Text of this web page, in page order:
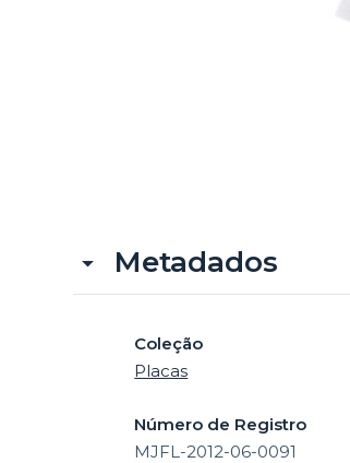
Metadados
Coleção
Placas
Número de Registro
MJFL-2012-06-0091